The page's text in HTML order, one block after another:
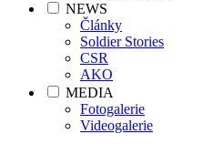
NEWS
Články
Soldier Stories
CSR
AKO
MEDIA
Fotogalerie
Videogalerie